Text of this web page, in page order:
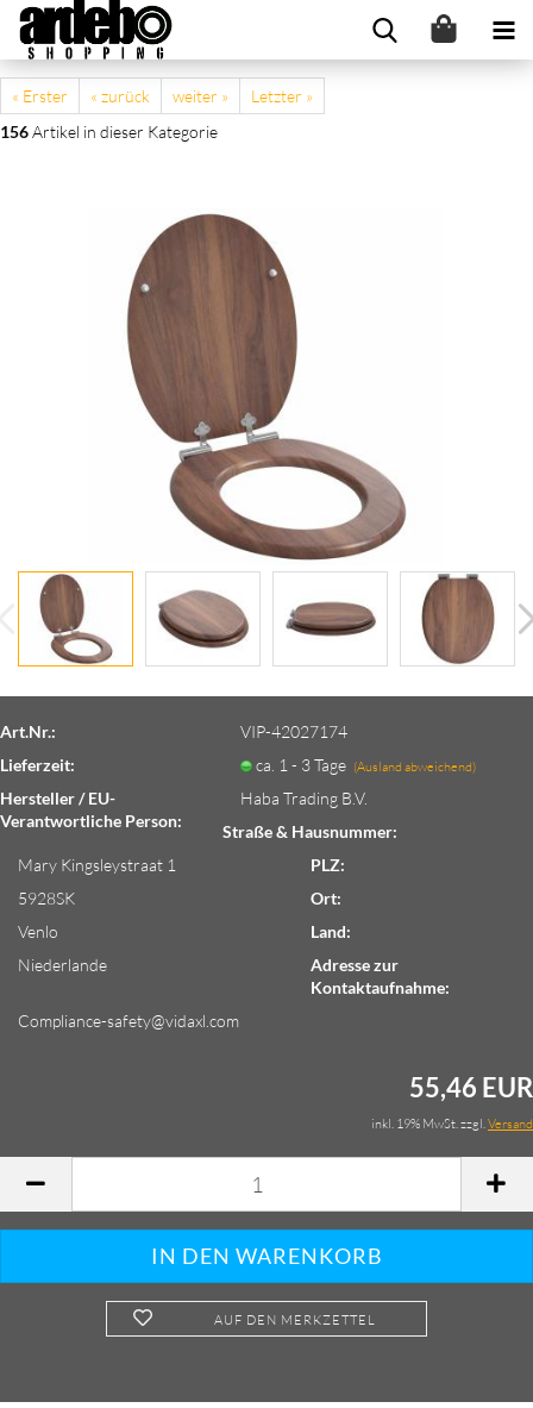
« Erster « zurück weiter »
Letzter »
156Artikel in dieser Kategorie
Art.Nr.:
VIP-42027174
Lieferzeit:
ca. 1 - 3 Tage (Ausland abweichend)
Hersteller / EU-
Verantwortliche Person:
Haba Trading B.V.
Straße & Hausnummer:
Mary Kingsleystraat 1
PLZ:
5928SK
Ort:
Venlo
Land:
Niederlande
Adresse zur
Kontaktaufnahme:
Compliance-safety@vidaxl.com
55,46 EUR
inkl. 19% MwSt. zzgl.Versand
AUF DEN MERKZETTEL